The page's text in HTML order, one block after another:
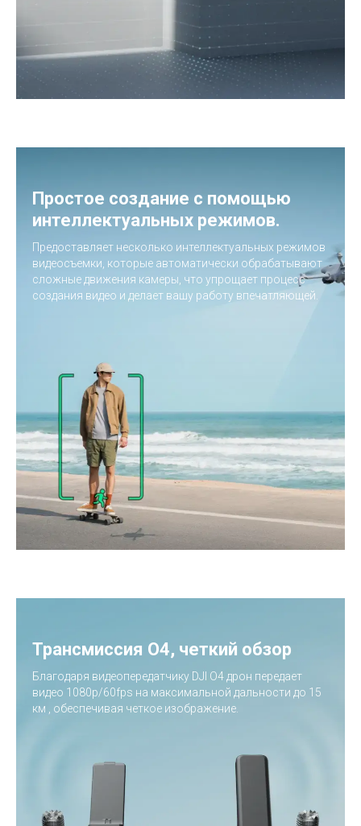
Простое создание с помощью
интеллектуальных режимов.
Предоставляет несколько интеллектуальных режимов
видеосъемки, которые автоматически обрабатывают
сложные движения камеры, что упрощает процесс
создания видео и делает вашу работу впечатляющей.
Трансмиссия O4, четкий обзор
Благодаря видеопередатчику DJI O4 дрон передает
видео 1080p/60fps на максимальной дальности до 15
км , обеспечивая четкое изображение.
Топ продаж